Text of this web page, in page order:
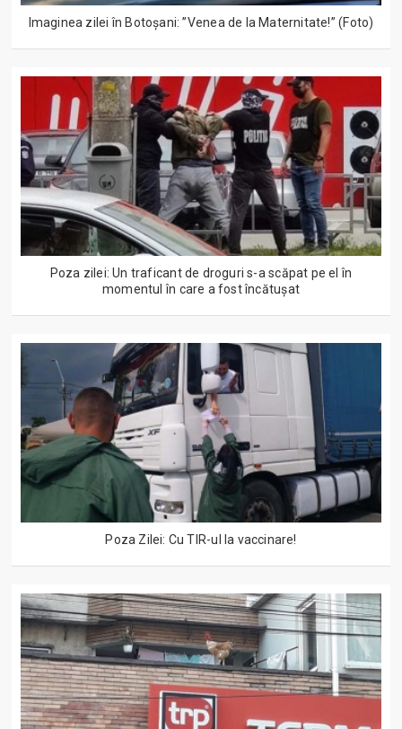
Imaginea zilei în Botoșani: ”Venea de la Maternitate!” (Foto)
Poza zilei: Un traficant de droguri s-a scăpat pe el în
momentul în care a fost încătușat
Poza Zilei: Cu TIR-ul la vaccinare!